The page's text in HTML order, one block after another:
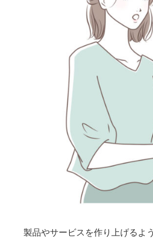
製品やサービスを作り上げるよ